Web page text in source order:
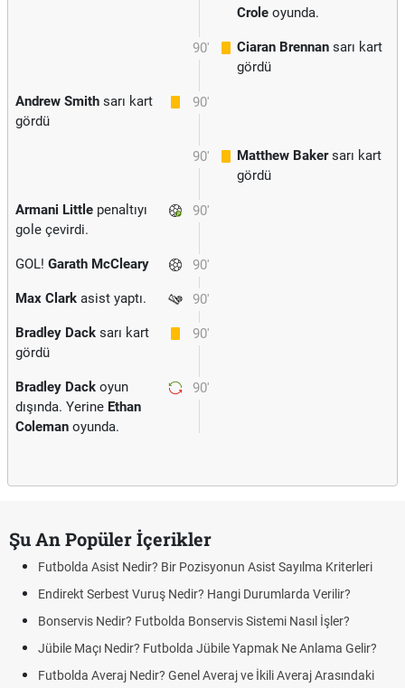
Crole oyunda.
90' Ciaran Brennan sarı kart
gördü
90'
Andrew Smith sarı kart
gördü
90' Matthew Bakersarı kart
gördü
90'
Armani Little penaltıyı
gole çevirdi.
90'
GOL! Garath McCleary
90'
Max Clark asist yaptı.
90'
Bradley Dack sarı kart
gördü
90'
Bradley Dack oyun
dışında. Yerine Ethan
Coleman oyunda.
Şu An Popüler İçerikler
Futbolda Asist Nedir? Bir Pozisyonun Asist Sayılma Kriterleri
Endirekt Serbest Vuruş Nedir? Hangi Durumlarda Verilir?
Bonservis Nedir? Futbolda Bonservis Sistemi Nasıl İşler?
Jübile Maçı Nedir? Futbolda Jübile Yapmak Ne Anlama Gelir?
Futbolda Averaj Nedir? Genel Averaj ve İkili Averaj Arasındaki